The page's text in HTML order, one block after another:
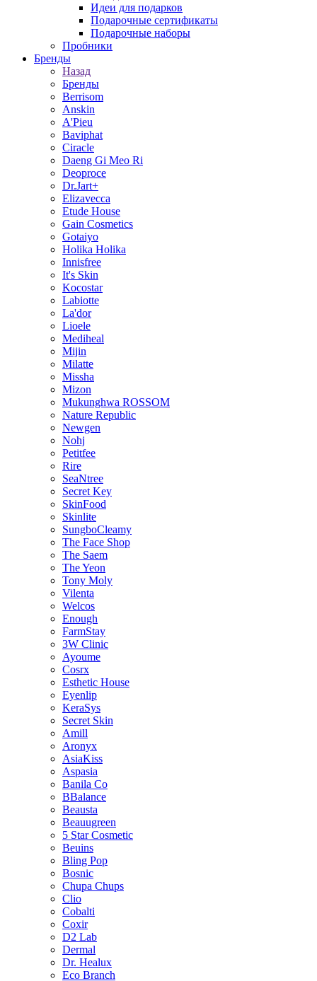
Идеи для подарков
Подарочные сертификаты
Подарочные наборы
Пробники
Бренды
Назад
Бренды
Berrisom
Anskin
A'Pieu
Baviphat
Ciracle
Daeng Gi Meo Ri
Deoproce
Dr.Jart+
Elizavecca
Etude House
Gain Cosmetics
Gotaiyo
Holika Holika
Innisfree
It's Skin
Kocostar
Labiotte
La'dor
Lioele
Mediheal
Mijin
Milatte
Missha
Mizon
Mukunghwa ROSSOM
Nature Republic
Newgen
Nohj
Petitfee
Rire
SeaNtree
Secret Key
SkinFood
Skinlite
SungboCleamy
The Face Shop
The Saem
The Yeon
Tony Moly
Vilenta
Welcos
Enough
FarmStay
3W Clinic
Ayoume
Cosrx
Esthetic House
Eyenlip
KeraSys
Secret Skin
Amill
Aronyx
AsiaKiss
Aspasia
Banila Co
BBalance
Beausta
Beauugreen
5 Star Cosmetic
Beuins
Bling Pop
Bosnic
Chupa Chups
Clio
Cobalti
Coxir
D2 Lab
Dermal
Dr. Healux
Eco Branch